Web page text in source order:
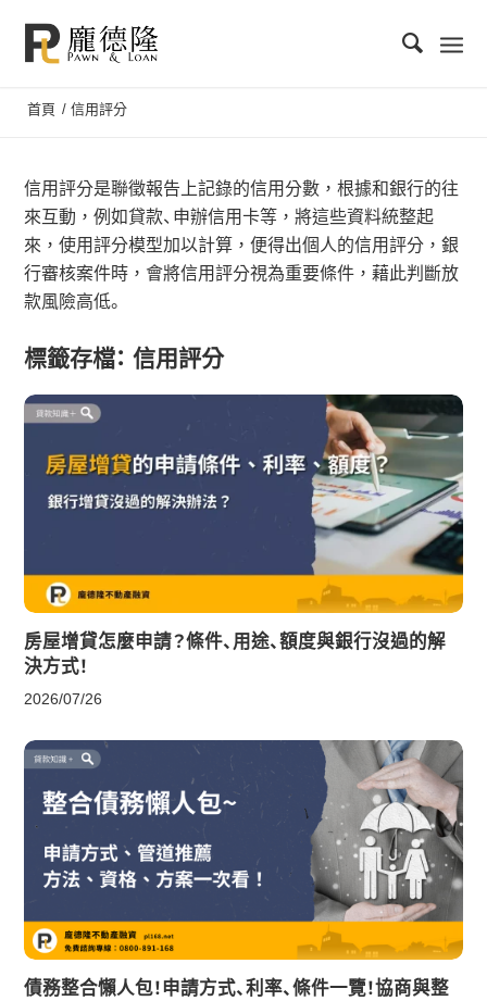
首頁 / 信用評分
信用評分是聯徵報告上記錄的信用分數，根據和銀行的往
來互動，例如貸款、申辦信用卡等，將這些資料統整起
來，使用評分模型加以計算，便得出個人的信用評分，銀
行審核案件時，會將信用評分視為重要條件，藉此判斷放
款風險高低。
標籤存檔：信用評分
房屋增貸怎麼申請？條件、用途、額度與銀行沒過的解
決方式！
2026/07/26
債務整合懶人包！申請方式、利率、條件一覽！協商與整